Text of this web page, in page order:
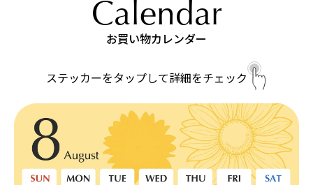
お買い物カレンダー
Calendar
ステッカーをタップして詳細をチェック